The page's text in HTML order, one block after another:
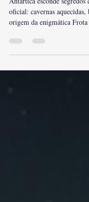
Antártica esconde
oficial: cavernas aquecidas,
origem da enigmática Frota